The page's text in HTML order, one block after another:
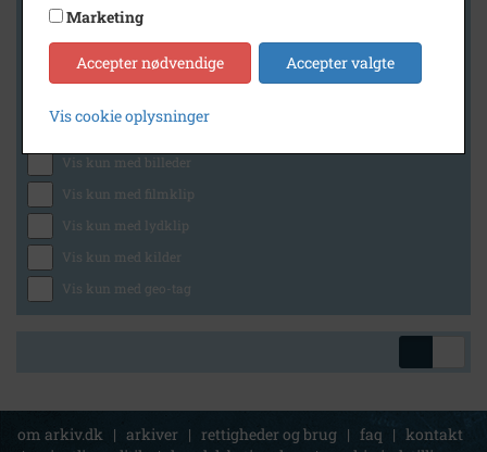
Generelt
Vis kun med billeder
Vis kun med filmklip
Vis kun med lydklip
Vis kun med kilder
Vis kun med geo-tag
om arkiv.dk | arkiver | rettigheder og brug | faq | kontakt
Marketing
Accepter nødvendige Accepter valgte
Vis cookie oplysninger